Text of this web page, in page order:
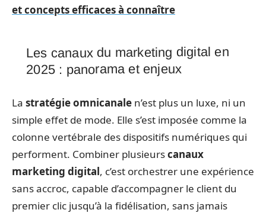
et concepts efficaces à connaître
Les canaux du marketing digital en
2025 : panorama et enjeux
La stratégie omnicanale n’est plus un luxe, ni un
simple effet de mode. Elle s’est imposée comme la
colonne vertébrale des dispositifs numériques qui
performent. Combiner plusieurscanaux
marketing digital, c’est orchestrer une expérience
sans accroc, capable d’accompagner le client du
premier clic jusqu’à la fidélisation, sans jamais